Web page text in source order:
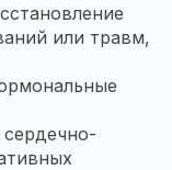
или травм,